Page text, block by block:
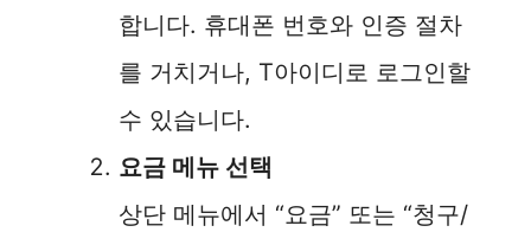
합니다. 휴대폰 번호와 인증 절차
를 거치거나, T아이디로 로그인할
수 있습니다.
요금 메뉴 선택
상단 메뉴에서 “요금” 또는 “청구/